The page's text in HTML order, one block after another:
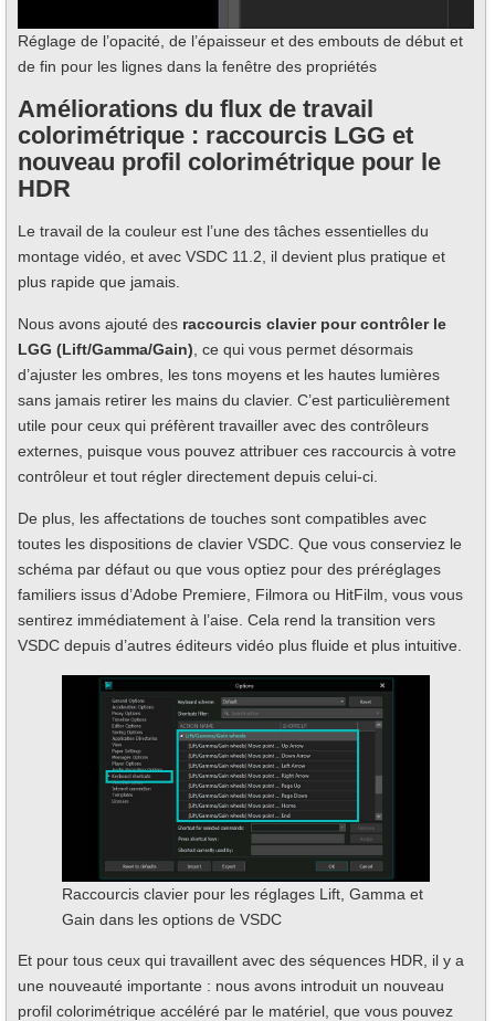
Réglage de l’opacité, de l’épaisseur et des embouts de début et
de fin pour les lignes dans la fenêtre des propriétés
Améliorations du flux de travail
colorimétrique : raccourcis LGG et
nouveau profil colorimétrique pour le
HDR
Le travail de la couleur est l’une des tâches essentielles du
montage vidéo, et avec VSDC 11.2, il devient plus pratique et
plus rapide que jamais.
Nous avons ajouté des raccourcis clavier pour contrôler le
LGG (Lift/Gamma/Gain) , ce qui vous permet désormais
d’ajuster les ombres, les tons moyens et les hautes lumières
sans jamais retirer les mains du clavier. C’est particulièrement
utile pour ceux qui préfèrent travailler avec des contrôleurs
externes, puisque vous pouvez attribuer ces raccourcis à votre
contrôleur et tout régler directement depuis celui-ci.
De plus, les affectations de touches sont compatibles avec
toutes les dispositions de clavier VSDC. Que vous conserviez le
schéma par défaut ou que vous optiez pour des préréglages
familiers issus d’Adobe Premiere, Filmora ou HitFilm, vous vous
sentirez immédiatement à l’aise. Cela rend la transition vers
VSDC depuis d’autres éditeurs vidéo plus fluide et plus intuitive.
Raccourcis clavier pour les réglages Lift, Gamma et
Gain dans les options de VSDC
Et pour tous ceux qui travaillent avec des séquences HDR, il y a
une nouveauté importante : nous avons introduit un nouveau
profil colorimétrique accéléré par le matériel, que vous pouvez